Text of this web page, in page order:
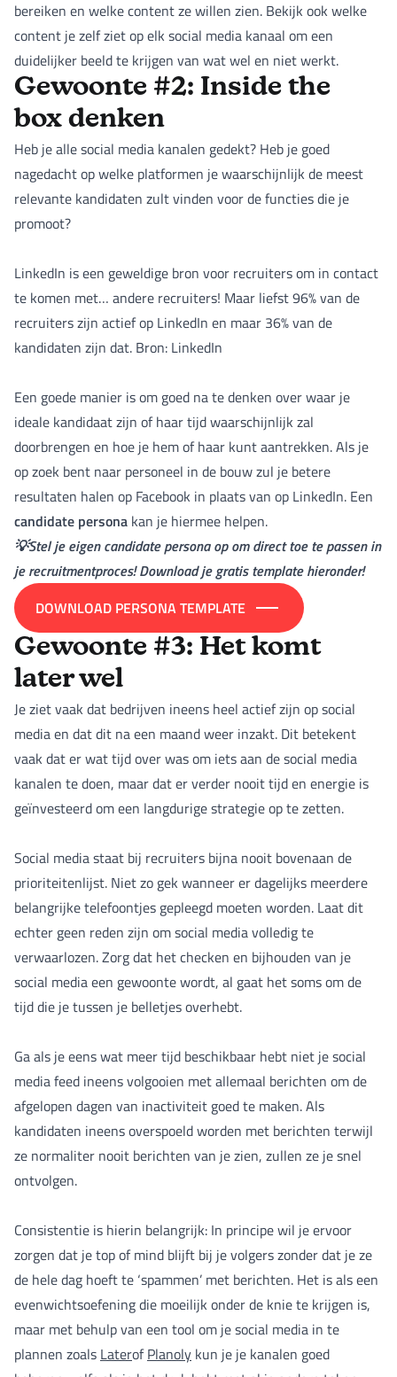
bereiken en welke content ze willen zien. Bekijk ook welke
content je zelf ziet op elk social media kanaal om een
duidelijker beeld te krijgen van wat wel en niet werkt.
Gewoonte #2: Inside the
box denken
Heb je alle social media kanalen gedekt? Heb je goed
nagedacht op welke platformen je waarschijnlijk de meest
relevante kandidaten zult vinden voor de functies die je
promoot?
LinkedIn is een geweldige bron voor recruiters om in contact
te komen met… andere recruiters! Maar liefst 96% van de
recruiters zijn actief op LinkedIn en maar 36% van de
kandidaten zijn dat. Bron: LinkedIn
Een goede manier is om goed na te denken over waar je
ideale kandidaat zijn of haar tijd waarschijnlijk zal
doorbrengen en hoe je hem of haar kunt aantrekken. Als je
op zoek bent naar personeel in de bouw zul je betere
resultaten halen op Facebook in plaats van op LinkedIn. Een
candidate persona kan je hiermee helpen.
💡Stel je eigen candidate persona op om direct toe te passen in
je recruitmentproces! Download je gratis template hieronder!
DOWNLOAD PERSONA TEMPLATE
Gewoonte #3: Het komt
later wel
Je ziet vaak dat bedrijven ineens heel actief zijn op social
media en dat dit na een maand weer inzakt. Dit betekent
vaak dat er wat tijd over was om iets aan de social media
kanalen te doen, maar dat er verder nooit tijd en energie is
geïnvesteerd om een langdurige strategie op te zetten.
Social media staat bij recruiters bijna nooit bovenaan de
prioriteitenlijst. Niet zo gek wanneer er dagelijks meerdere
belangrijke telefoontjes gepleegd moeten worden. Laat dit
echter geen reden zijn om social media volledig te
verwaarlozen. Zorg dat het checken en bijhouden van je
social media een gewoonte wordt, al gaat het soms om de
tijd die je tussen je belletjes overhebt.
Ga als je eens wat meer tijd beschikbaar hebt niet je social
media feed ineens volgooien met allemaal berichten om de
afgelopen dagen van inactiviteit goed te maken. Als
kandidaten ineens overspoeld worden met berichten terwijl
ze normaliter nooit berichten van je zien, zullen ze je snel
ontvolgen.
Consistentie is hierin belangrijk: In principe wil je ervoor
zorgen dat je top of mind blijft bij je volgers zonder dat je ze
de hele dag hoeft te ‘spammen’ met berichten. Het is als een
evenwichtsoefening die moeilijk onder de knie te krijgen is,
maar met behulp van een tool om je social media in te
plannen zoals LaterofPlanoly kun je je kanalen goed